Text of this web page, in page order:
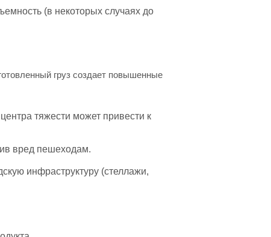
(в некоторых случаях до
груз создает повышенные
тяжести может привести к
вред пешеходам.
инфраструктуру (стеллажи,